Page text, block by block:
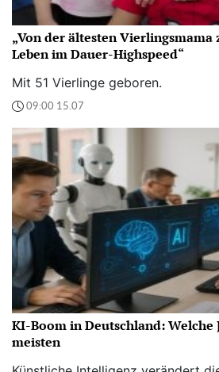
„Von der ältesten
Leben im Dauer-Highspeed“
Mit 51 Vierlinge geboren.
09:00 15.07
KI-Boom in Deutschland:
meisten